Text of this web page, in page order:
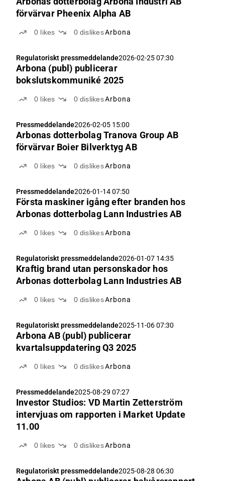
förvärvar Pheenix Alpha AB
0 likes 0 dislikesArbona
Regulatoriskt pressmeddelande2026-02-25 07:30
Arbona (publ) publicerar
bokslutskommuniké 2025
0 likes 0 dislikesArbona
Pressmeddelande2026-02-05 15:00
Arbonas dotterbolag Tranova Group AB
förvärvar Boier Bilverktyg AB
0 likes 0 dislikesArbona
Pressmeddelande2026-01-14 07:50
Första maskiner igång efter branden hos
Arbonas dotterbolag Lann Industries AB
0 likes 0 dislikesArbona
Regulatoriskt pressmeddelande2026-01-07 14:35
Kraftig brand utan personskador hos
Arbonas dotterbolag Lann Industries AB
0 likes 0 dislikesArbona
Regulatoriskt pressmeddelande2025-11-06 07:30
Arbona AB (publ) publicerar
kvartalsuppdatering Q3 2025
0 likes 0 dislikesArbona
Pressmeddelande2025-08-29 07:27
Investor Studios: VD Martin Zetterström
intervjuas om rapporten i Market Update
11.00
0 likes 0 dislikesArbona
Regulatoriskt pressmeddelande2025-08-28 06:30